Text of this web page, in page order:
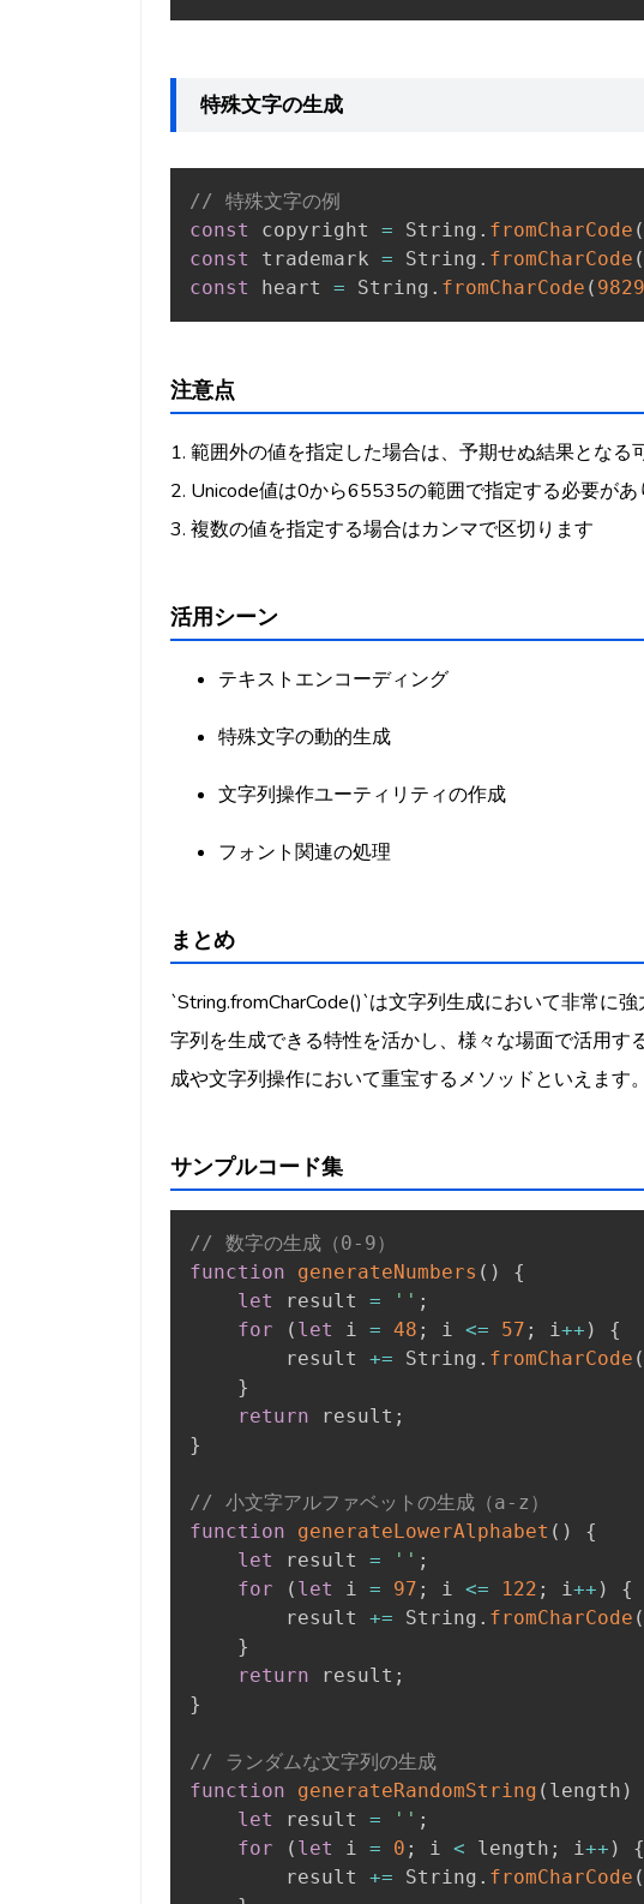
特殊文字の生成
// 特殊文字の例
const
copyright = String . fromCharCode (
const
trademark = String . fromCharCode (
const
heart = String . fromCharCode ( 9829
注意点
1. 範囲外の値を指定した場合は、予期せぬ結果となる
2. Unicode値は0から65535の範囲で指定する必要があ
3. 複数の値を指定する場合はカンマで区切ります
活用シーン
テキストエンコーディング
特殊文字の動的生成
文字列操作ユーティリティの作成
フォント関連の処理
まとめ
`String.fromCharCode()`は文字列生成において非常に
字列を生成できる特性を活かし、様々な場面で活用す
成や文字列操作において重宝するメソッドといえます。
サンプルコード集
// 数字の生成（0-9）
function
generateNumbers ( )
{
let
result = '' ;
for
( let i = 48 ; i <= 57 ; i++ )
{
        result
+= String . fromCharCode (
}
return result ;
}
// 小文字アルファベットの生成（a-z）
function
generateLowerAlphabet ( )
{
let
result = '' ;
for
( let i = 97 ; i <= 122 ; i++ )
{
        result
+= String . fromCharCode (
}
return result ;
}
// ランダムな文字列の生成
function
generateRandomString ( length )
let
result = '' ;
for
( let i = 0 ; i < length ; i++ )
{
        result
+= String . fromCharCode (